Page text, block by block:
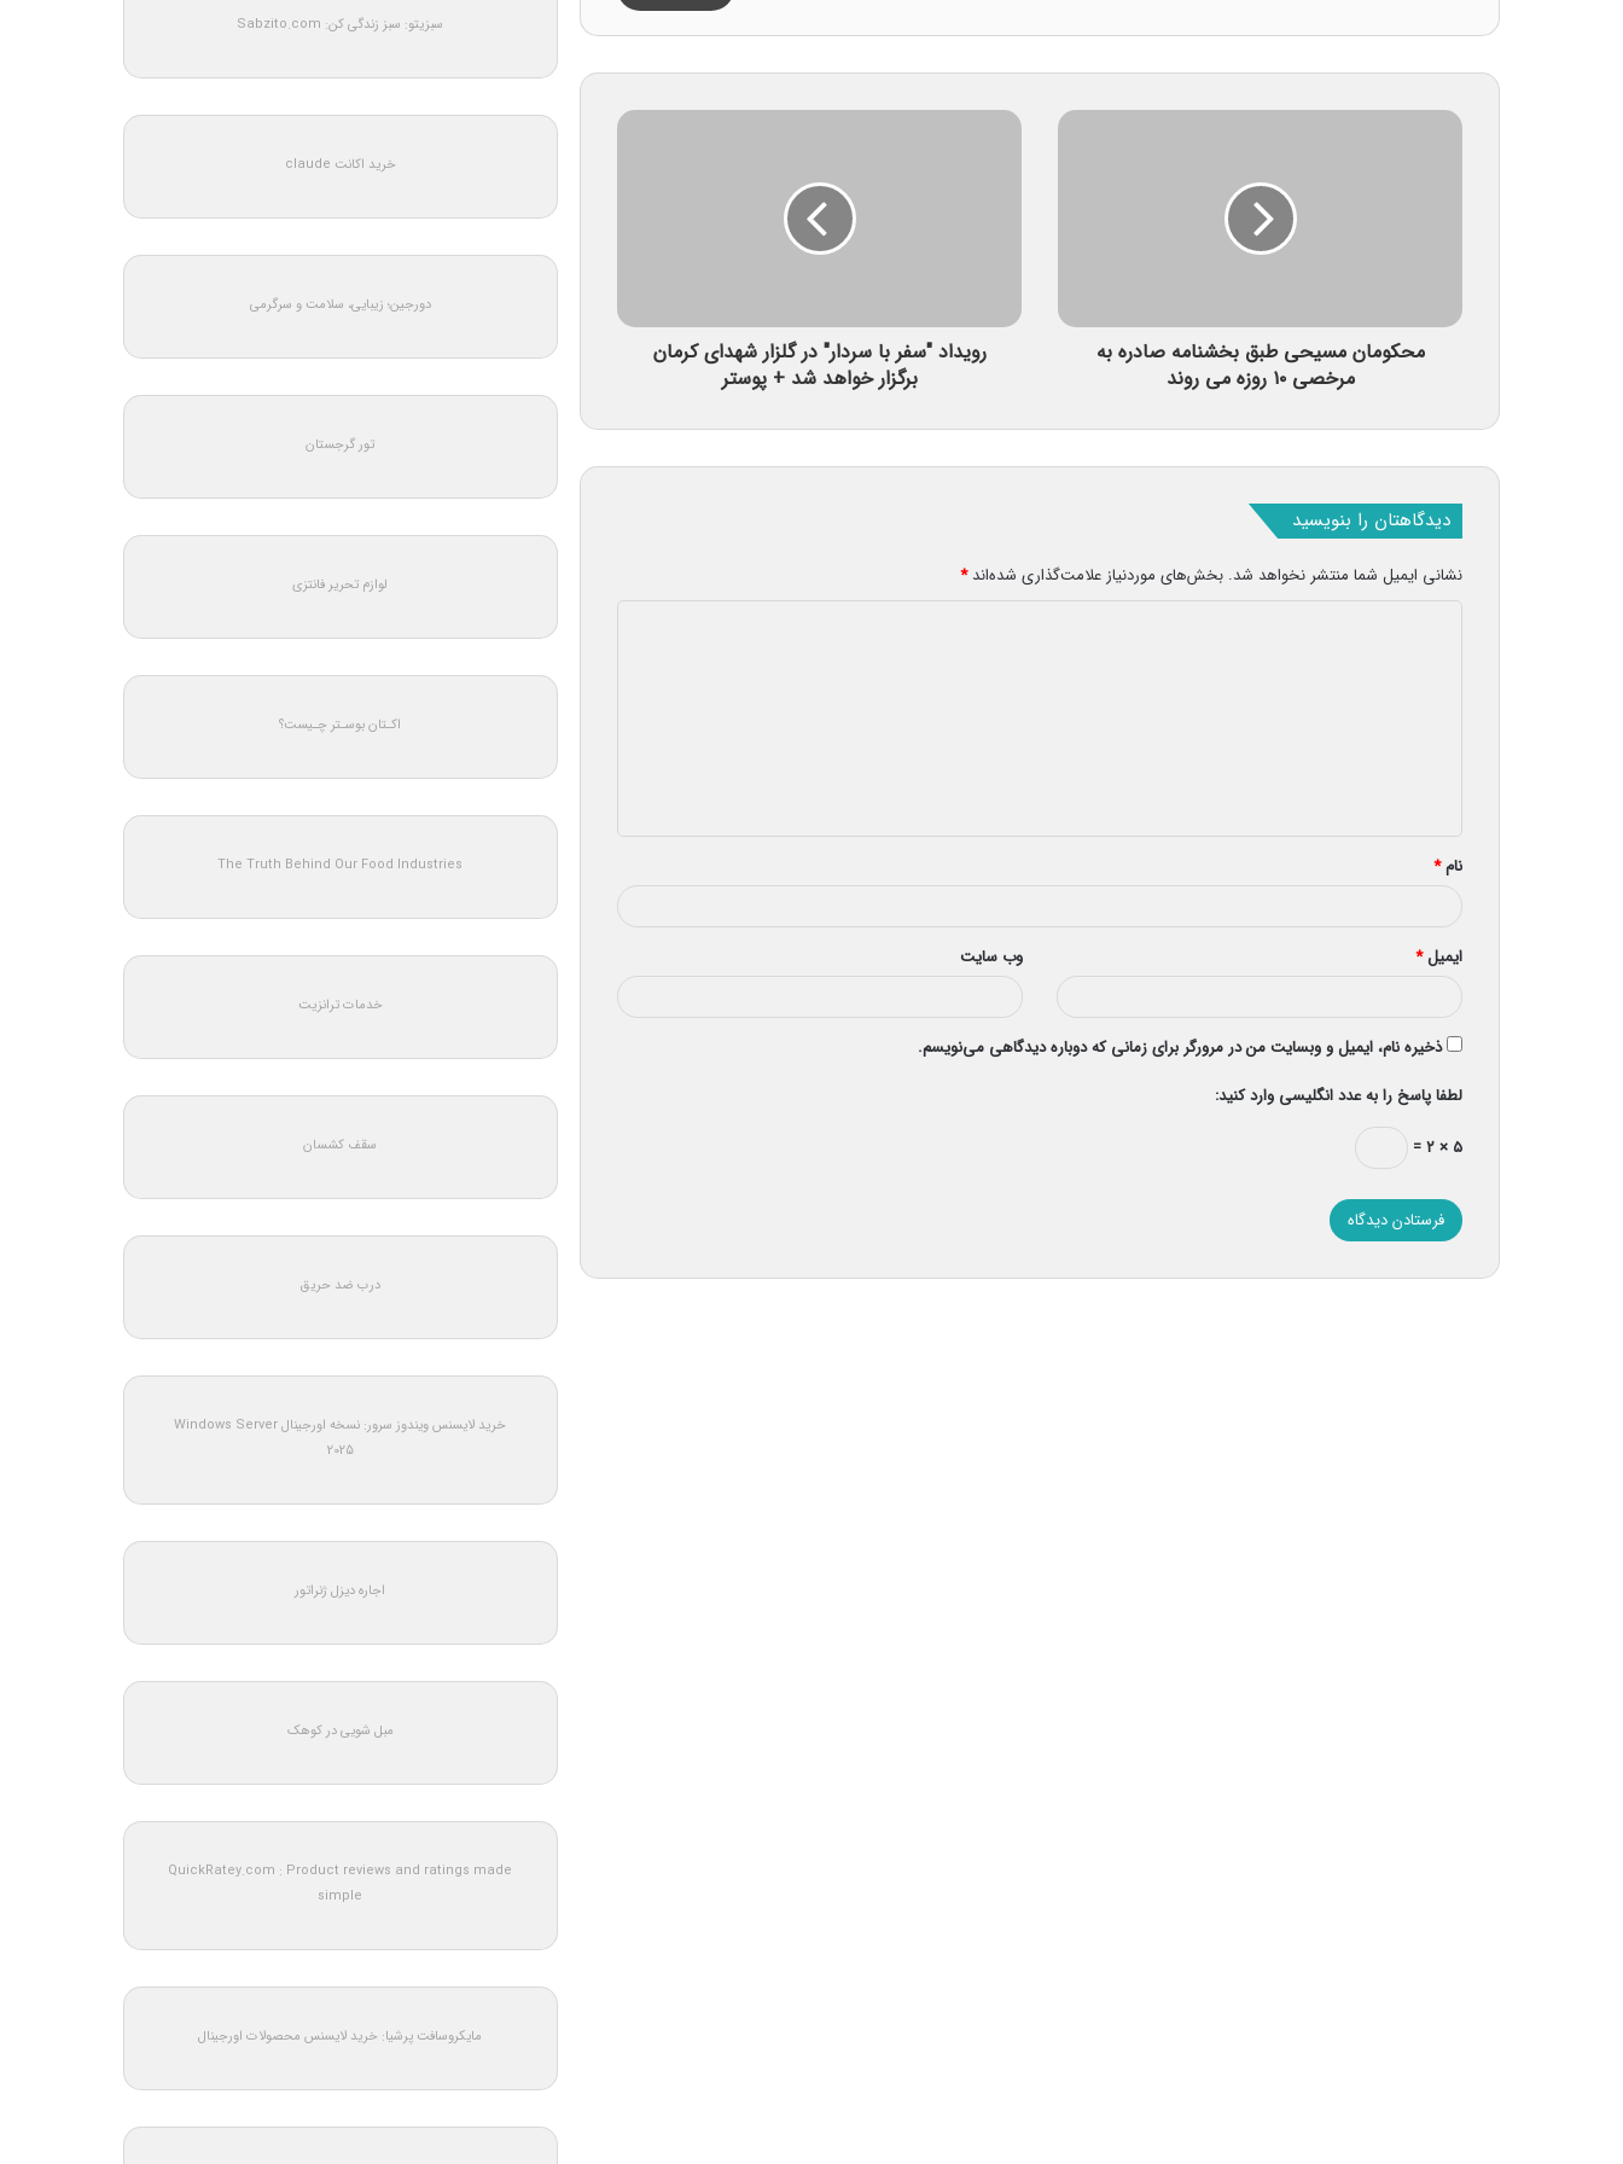
محکومان مسیحی طبق بخشنامه صادره به
مرخصی ۱۰ روزه می روند
رویداد "سفر با سردار" در گلزار شهدای کرمان
برگزار خواهد شد + پوستر
دیدگاهتان را بنویسید
نشانی ایمیل شما منتشر نخواهد شد. بخش‌های موردنیاز علامت‌گذاری شده‌اند*
*
نام*
ایمیل* وب‌ سایت
ذخیره نام، ایمیل و وبسایت من در مرورگر برای زمانی که دوباره دیدگاهی می‌نویسم.
لطفا پاسخ را به عدد انگلیسی وارد کنید:
۵ × ۲ =
سبزیتو: سبز زندگی کن: Sabzito.com
خرید اکانت claude
دورجین؛ زیبایی، سلامت و سرگرمی
تور گرجستان
لوازم تحریر فانتزی
اکـتان بوسـتر چـیست؟
The Truth Behind Our Food Industries
خدمات ترانزیت
سقف کشسان
درب ضد حریق
خرید لایسنس ویندوز سرور: نسخه اورجینال Windows Server
2025
اجاره دیزل ژنراتور
مبل شویی در کوهک
QuickRatey.com : Product reviews and ratings made
simple
مایکروسافت پرشیا: خرید لایسنس محصولات اورجینال